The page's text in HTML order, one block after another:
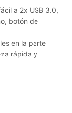
a 2x USB 3.0,
botón de
en la parte
rápida y